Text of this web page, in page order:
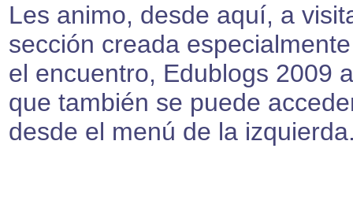
Les animo, desde aquí, a
sección creada
el encuentro, Edublogs 2009
que también se puede
desde el menú de la